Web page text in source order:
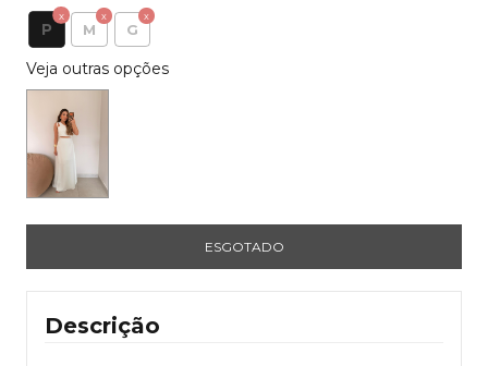
P M G
Veja outras opções
Descrição